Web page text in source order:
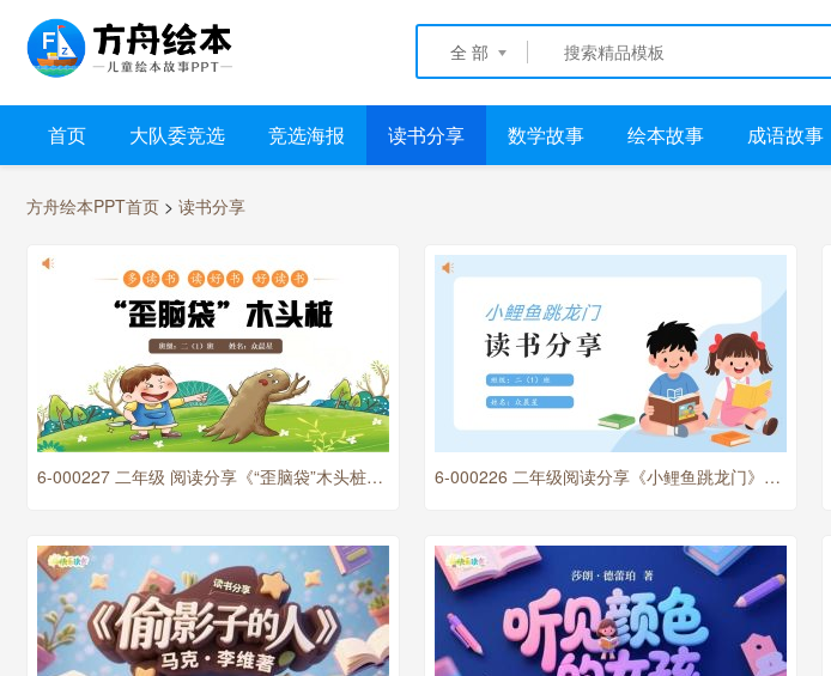
全 部
首页 大队委竞选 竞选海报 读书分享 数学故事 绘本故事 成语故事
方舟绘本PPT首页 > 读书分享
6-000227 二年级 阅读分享《“歪脑袋”木头桩》PPT 6-000226 二年级阅读分享《小鲤鱼跳龙门》PPT